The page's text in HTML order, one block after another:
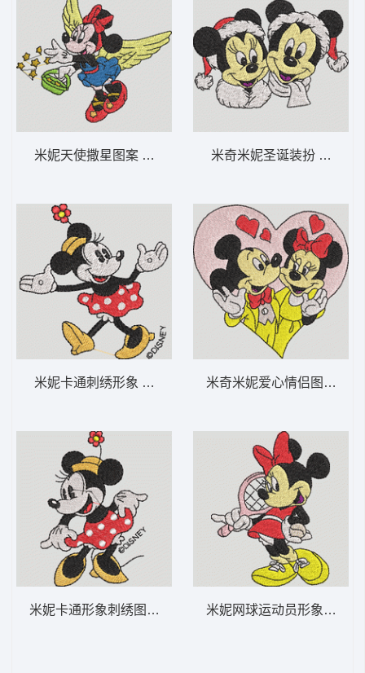
米妮天使撒星图案 米妮 54-DST格式
米妮卡通刺绣形象 米妮 53-DST格式
米妮卡通形象刺绣图案 米妮 52-DST格式
米奇米妮圣诞装扮 米奇和
米奇米妮爱心情侣图案 米
米妮网球运动员形象 米妮